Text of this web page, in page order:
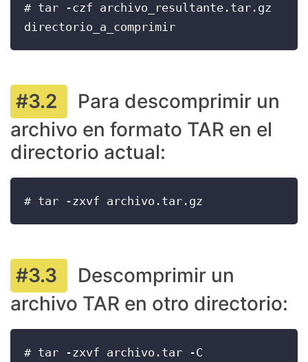
# tar -czf archivo_resultante.tar.gz
directorio_a_comprimir
Para descomprimir un
archivo en formato TAR en el
directorio actual:
Descomprimir un
archivo TAR en otro directorio:
# tar -zxvf archivo.tar -C